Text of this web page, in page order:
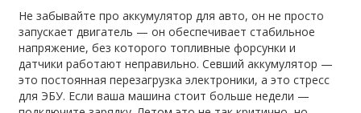
Не забывайте проаккумулятор для авто,он не просто
запускает двигатель — он обеспечивает стабильное
напряжение, без которого топливные форсунки и
датчики работают неправильно. Севший аккумулятор —
это постоянная перезагрузка электроники, а это стресс
для ЭБУ. Если ваша машина стоит больше недели —